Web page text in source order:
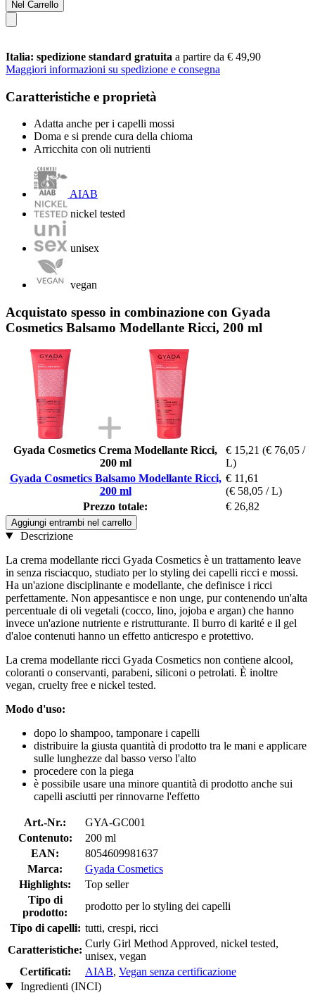
Nel Carrello
Italia: spedizione standard gratuita a partire da € 49,90
Maggiori informazioni su spedizione e consegna
Caratteristiche e proprietà
Adatta anche per i capelli mossi
Doma e si prende cura della chioma
Arricchita con oli nutrienti
AIAB
nickel tested
unisex
vegan
Acquistato spesso in combinazione con Gyada
Cosmetics Balsamo Modellante Ricci, 200 ml
Gyada Cosmetics Crema Modellante Ricci,
200 ml
€ 15,21 (€ 76,05 /
L)
Gyada Cosmetics Balsamo Modellante Ricci,
200 ml
€ 11,61
(€ 58,05 / L)
Prezzo totale:
€ 26,82
Aggiungi entrambi nel carrello
Descrizione
La crema modellante ricci Gyada Cosmetics è un trattamento leave
in senza risciacquo, studiato per lo styling dei capelli ricci e mossi.
Ha un'azione disciplinante e modellante, che definisce i ricci
perfettamente. Non appesantisce e non unge, pur contenendo un'alta
percentuale di oli vegetali (cocco, lino, jojoba e argan) che hanno
invece un'azione nutriente e ristrutturante. Il burro di karité e il gel
d'aloe contenuti hanno un effetto anticrespo e protettivo.
La crema modellante ricci Gyada Cosmetics non contiene alcool,
coloranti o conservanti, parabeni, siliconi o petrolati. È inoltre
vegan, cruelty free e nickel tested.
Modo d'uso:
dopo lo shampoo, tamponare i capelli
distribuire la giusta quantità di prodotto tra le mani e applicare
sulle lunghezze dal basso verso l'alto
procedere con la piega
è possibile usare una minore quantità di prodotto anche sui
capelli asciutti per rinnovarne l'effetto
Art.-Nr.:
GYA-GC001
Contenuto:
200 ml
EAN:
8054609981637
Marca:
Gyada Cosmetics
Highlights:
Top seller
Tipo di
prodotto:
prodotto per lo styling dei capelli
Tipo di capelli: tutti, crespi, ricci
Caratteristiche:
Curly Girl Method Approved, nickel tested,
unisex, vegan
Certificati:
AIAB, Vegan senza certificazione
Ingredienti (INCI)